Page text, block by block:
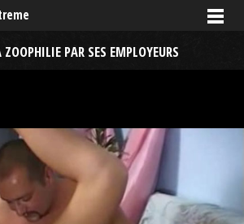
PAR SES EMPLOYEURS